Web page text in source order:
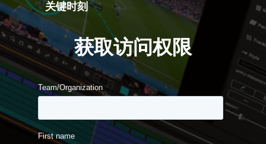
关键时刻
获取访问权限